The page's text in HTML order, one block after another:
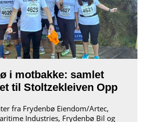
i motbakke: samlet
til Stoltzekleiven Opp
fra Frydenbø Eiendom/Artec,
Industries, Frydenbø Bil og